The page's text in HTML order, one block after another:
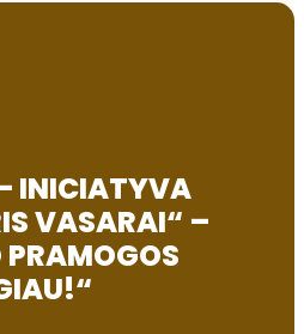
INICIATYVA
VASARAI“ –